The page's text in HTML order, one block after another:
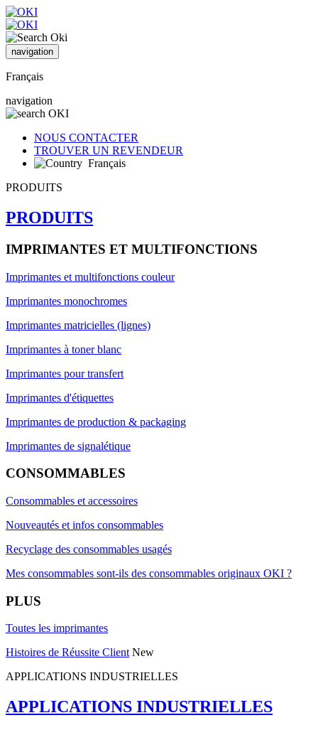
navigation
Français
navigation
NOUS CONTACTER
TROUVER UN REVENDEUR
Français
PRODUITS
PRODUITS
IMPRIMANTES ET MULTIFONCTIONS
Imprimantes et multifonctions couleur
Imprimantes monochromes
Imprimantes matricielles (lignes)
Imprimantes à toner blanc
Imprimantes pour transfert
Imprimantes d'étiquettes
Imprimantes de production & packaging
Imprimantes de signalétique
CONSOMMABLES
Consommables et accessoires
Nouveautés et infos consommables
Recyclage des consommables usagés
Mes consommables sont-ils des consommables originaux OKI ?
PLUS
Toutes les imprimantes
Histoires de Réussite Client New
APPLICATIONS INDUSTRIELLES
APPLICATIONS INDUSTRIELLES